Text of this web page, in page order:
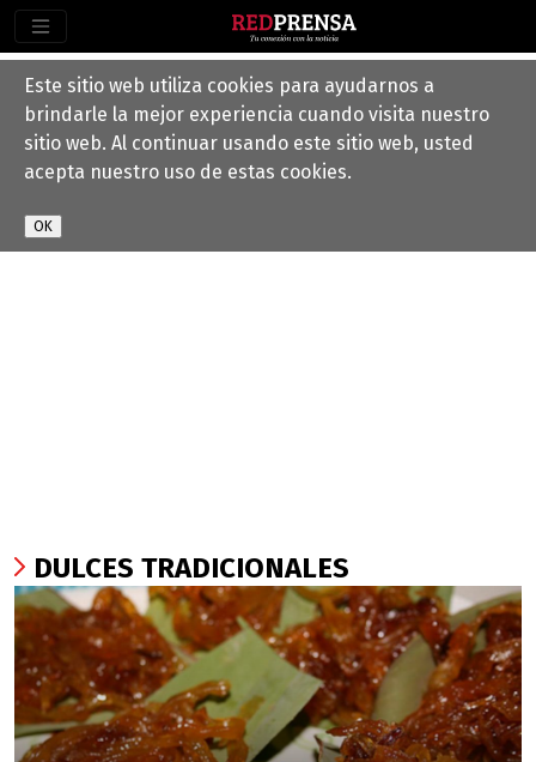
Este sitio web utiliza cookies para ayudarnos a
brindarle la mejor experiencia cuando visita nuestro
sitio web. Al continuar usando este sitio web, usted
acepta nuestro uso de estas cookies.
DULCES TRADICIONALES